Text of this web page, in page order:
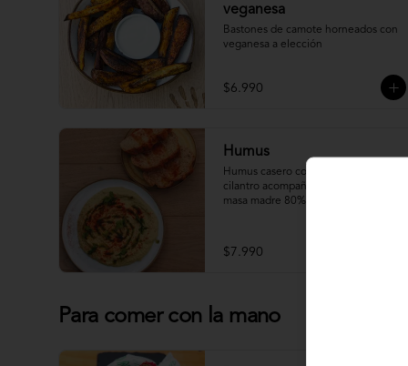
veganesa
Bastones de camote horneados con
veganesa a elección
$6.990
Humus
Humus casero con un toque de
cilantro acompañado de pan de
masa madre 80% integral.
$7.990
Para comer con la mano